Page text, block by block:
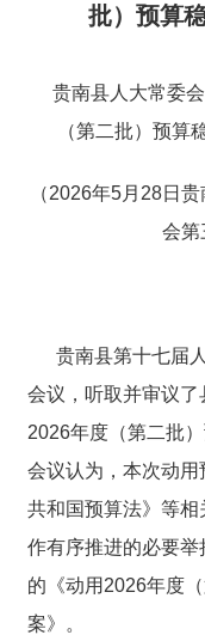
批）预算
贵南县人 大常委会
（第二批）预算
（2026年5月 28日 贵
会第
贵南县第十七届人
会议 ， 听取并审议了
2026年度（第二批
会议认为，本次动
共和国预算法》等
作有序推进的必要举
的《动用 2026年度
案》
。